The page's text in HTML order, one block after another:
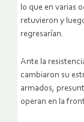
lo que en varias
retuvieron y
regresarían.
Ante la
cambiaron su
armados,
operan en la